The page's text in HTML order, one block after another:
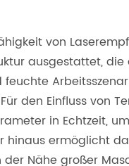
von
ausgestattet,
den Einfluss von
in Echtzeit,
hinaus ermöglicht
Nähe großer